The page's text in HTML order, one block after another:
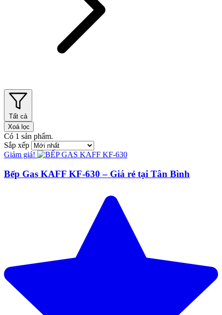
Tất cả
Xoá lọc
Có 1 sản phẩm.
Sắp xếp
Giảm giá!
Bếp Gas KAFF KF-630 – Giá rẻ tại Tân Bình